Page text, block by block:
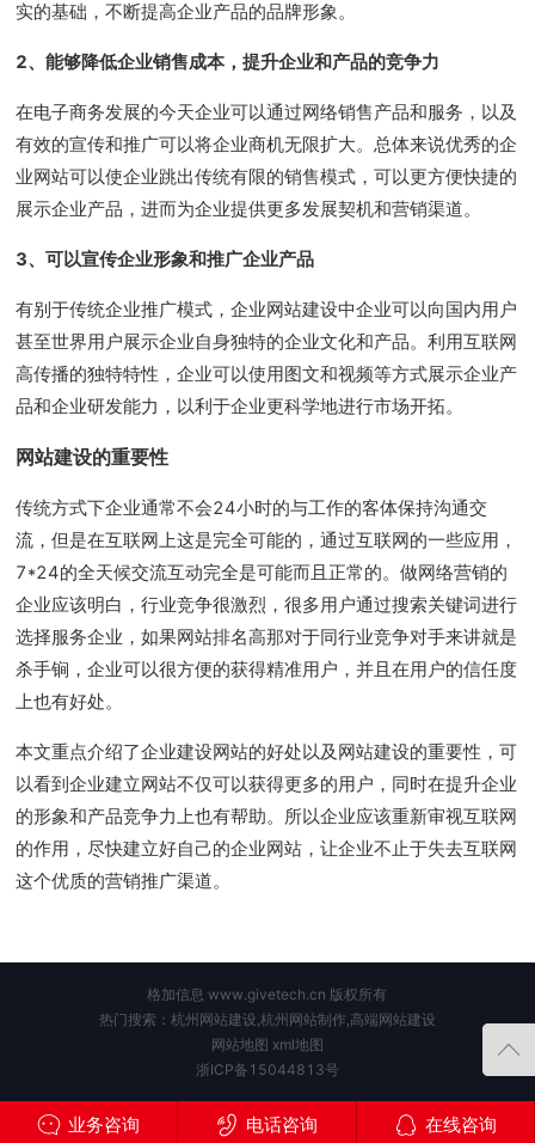
实的基础，不断提高企业产品的品牌形象。
2、能够降低企业销售成本，提升企业和产品的竞争力
在电子商务发展的今天企业可以通过网络销售产品和服务，以及
有效的宣传和推广可以将企业商机无限扩大。总体来说优秀的企
业网站可以使企业跳出传统有限的销售模式，可以更方便快捷的
展示企业产品，进而为企业提供更多发展契机和营销渠道。
3、可以宣传企业形象和推广企业产品
有别于传统企业推广模式，企业网站建设中企业可以向国内用户
甚至世界用户展示企业自身独特的企业文化和产品。利用互联网
高传播的独特特性，企业可以使用图文和视频等方式展示企业产
品和企业研发能力，以利于企业更科学地进行市场开拓。
网站建设的重要性
传统方式下企业通常不会24小时的与工作的客体保持沟通交
流，但是在互联网上这是完全可能的，通过互联网的一些应用，
7*24的全天候交流互动完全是可能而且正常的。做网络营销的
企业应该明白，行业竞争很激烈，很多用户通过搜索关键词进行
选择服务企业，如果网站排名高那对于同行业竞争对手来讲就是
杀手锏，企业可以很方便的获得精准用户，并且在用户的信任度
上也有好处。
本文重点介绍了企业建设网站的好处以及网站建设的重要性，可
以看到企业建立网站不仅可以获得更多的用户，同时在提升企业
的形象和产品竞争力上也有帮助。所以企业应该重新审视互联网
的作用，尽快建立好自己的企业网站，让企业不止于失去互联网
这个优质的营销推广渠道。
格加信息 www.givetech.cn 版权所有
热门搜索：杭州网站建设,杭州网站制作,高端网站建设
网站地图 xml地图
浙ICP备15044813号
业务咨询 电话咨询 在线咨询